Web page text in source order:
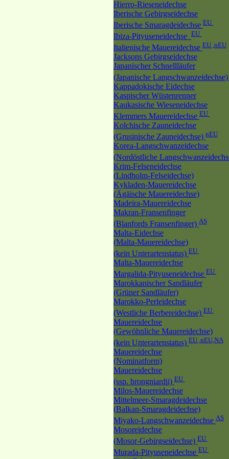
Hierro-Rieseneidechse
Iberische Gebirgseidechse
Iberische Smaragdeidechse EU
Ibiza-Pityuseneidechse EU
Italienische Mauereidechse EU ,nEU
Jacksons Gebirgseidechse
Japanischer Schnellläufer
(Japanische
Kappadokische Eidechse
Kaspischer Wüstenrenner
Kaukasische Wieseneidechse
Klemmers Mauereidechse EU
Kolchische Zauneidechse
(Grusinische Zauneidechse) nEU
Korea-Langschwanzeidechse
(Nordöstliche
Krim-Felseneidechse
(Lindholm-Felseidechse)
Kykladen-Mauereidechse
(Ägäische Mauereidechse)
Madeira-Mauereidechse
Makran-Fransenfinger
(Blanfords Fransenfinger) AS
Malta-Eidechse
(Malta-Mauereidechse)
(kein Unterartenstatus) EU
Malta-Mauereidechse
Margalida-Pityuseneidechse EU
Marokkanischer Sandläufer
(Grüner Sandläufer)
Marokko-Perleidechse
(Westliche Berbereidechse) EU
Mauereidechse
(Gewöhnliche Mauereidechse)
(kein Unterartenstatus) EU ,nEU,NA
Mauereidechse
(Nominatform)
Mauereidechse
(ssp. brongniardii) EU
Milos-Mauereidechse
Mittelmeer-Smaragdeidechse
(Balkan-Smaragdeidechse)
Miyako-Langschwanzeidechse AS
Mosoreidechse
(Mosor-Gebirgseidechse) EU
Murada-Pityuseneidechse EU